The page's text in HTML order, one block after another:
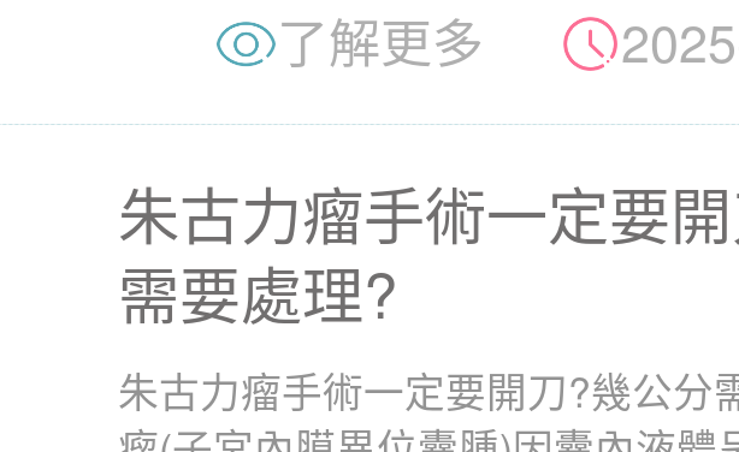
了解更多
朱古力瘤手術一定要
需要處理?
朱古力瘤手術一定要開刀?幾公分